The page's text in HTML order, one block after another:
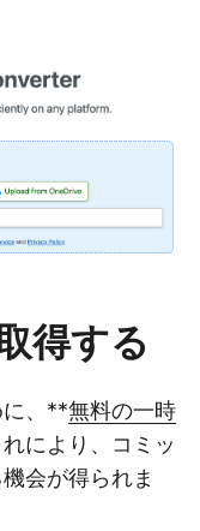
得する
に、**無料の一時
により、コミッ
会が得られま